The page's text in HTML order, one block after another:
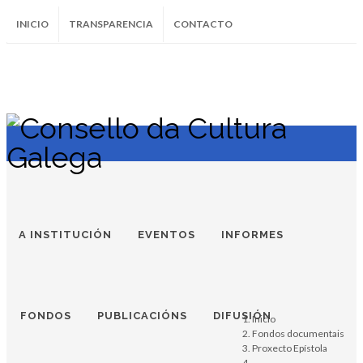
INICIO TRANSPARENCIA CONTACTO
InstagramFacebookTwitter Soundcloud
Youtube
A INSTITUCIÓN EVENTOS INFORMES
FONDOS PUBLICACIÓNS DIFUSIÓN
Inicio
Fondos documentais
Proxecto Epístola